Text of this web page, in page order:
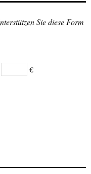
Sie diese Form
€